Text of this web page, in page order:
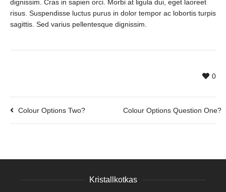
dignissim. Cras in sapien orci. Morbi at ligula dui, eget laoreet
risus. Suspendisse luctus purus in dolor tempor ac lobortis turpis
sagittis. Sed varius pellentesque dignissim.
0
Colour Options Two? Colour Options Question One?
Kristallkotkas